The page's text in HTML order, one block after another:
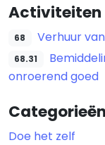
Activiteiten
68 Verhuur
68.31
onroerend goed
Categorieën
Doe het zelf